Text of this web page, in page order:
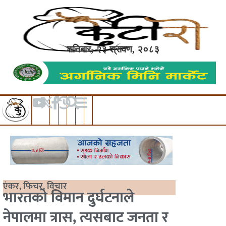
शनिबार, २३ श्रावण, २०८३
एंकर,फिचर,विचार
भारतको विमान दुर्घटनाले
नेपालमा त्रास, त्यसबाट जनता र